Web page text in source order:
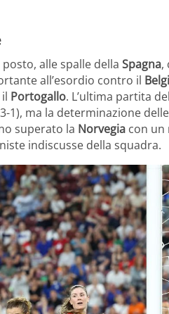
alle spalle della Spagna,
all’esordio contro il
Portogallo. L’ultima partita
1), ma la determinazione
superato la Norvegia con un
indiscusse della squadra.